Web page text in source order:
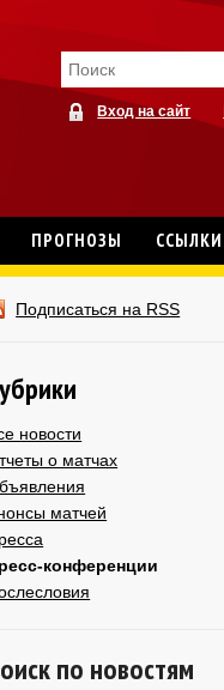
Вход на сайт
ПРОГНОЗЫ ССЫЛКИ
Подписаться на RSS
новости
о матчах
матчей
конференции
по новостям